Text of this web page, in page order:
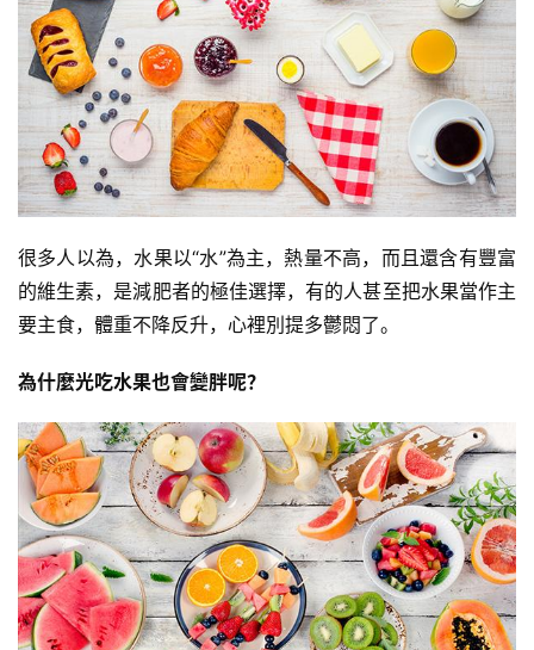
很多人以為，水果以“水”為主，熱量不高，而且還含有豐富
的維生素，是減肥者的極佳選擇，有的人甚至把水果當作主
要主食，體重不降反升，心裡別提多鬱悶了。
為什麼光吃水果也會變胖呢？